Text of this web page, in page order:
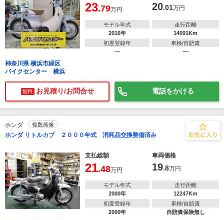
23.79万円 20.01万円
モデル年式
2016年
走行距離
14091Km
初度登録年
―
車検/自賠責
―
神奈川県 横浜市緑区
バイクセンター 横浜
無料 お見積り/お問合せ 電話をかける
ホンダ 複数画像
ホンダ リトルカブ ２０００年式 消耗品交換整備済み
支払総額 車両価格
21.48万円 19.8万円
モデル年式
2000年
走行距離
12247Km
初度登録年
2000年
車検/自賠責
自賠責保険無し